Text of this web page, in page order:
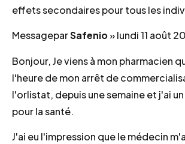
effets secondaires pour tous les
MessageparSafenio»lundi 11 août
Bonjour, Je viens à mon pharmacien
l'heure de mon arrêt de
l'orlistat, depuis une semaine et j'ai
pour la santé.
J'ai eu l'impression que le médecin